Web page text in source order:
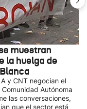
muestran
la huelga de
y CNT negocian el
Autónoma
las conversaciones,
que el sector está